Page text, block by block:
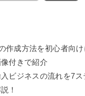
作成方法を初心者向
付きで紹介
入ビジネスの流れを7
！